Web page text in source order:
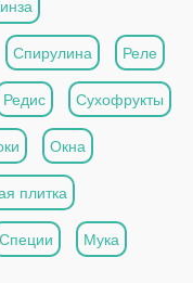
Спирулина Реле
Редис Сухофрукты
Окна
плитка
Специи Мука